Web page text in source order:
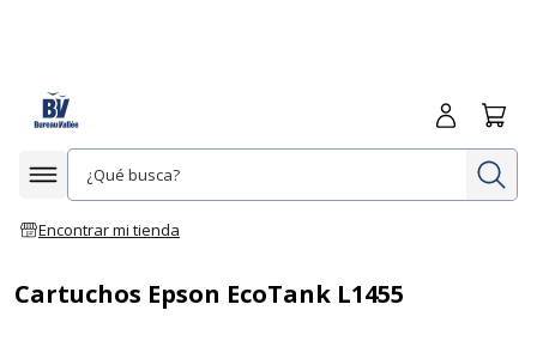
Afficher la navigation
Encontrar mi tienda
Iniciar
Cartuchos Epson EcoTank L1455